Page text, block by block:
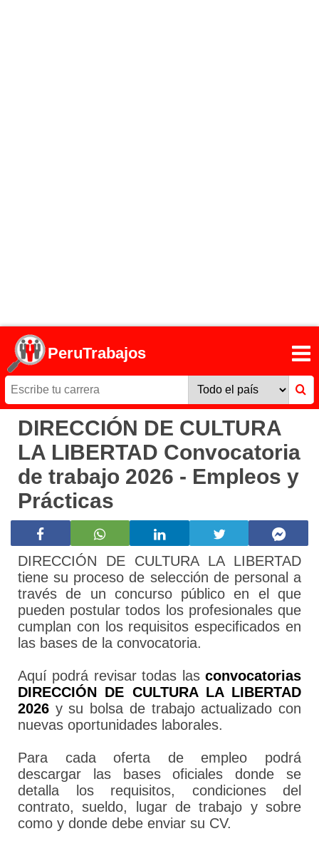
PeruTrabajos
DIRECCIÓN DE CULTURA
LA LIBERTAD Convocatoria
de trabajo 2026 - Empleos y
Prácticas
DIRECCIÓN DE CULTURA LA LIBERTAD
tiene su proceso de selección de personal a
través de un concurso público en el que
pueden postular todos los profesionales que
cumplan con los requisitos especificados en
las bases de la convocatoria.
Aquí podrá revisar todas las convocatorias
DIRECCIÓN DE CULTURA LA LIBERTAD
2026 y su bolsa de trabajo actualizado con
nuevas oportunidades laborales.
Para cada oferta de empleo podrá
descargar las bases oficiales donde se
detalla los requisitos, condiciones del
contrato, sueldo, lugar de trabajo y sobre
como y donde debe enviar su CV.